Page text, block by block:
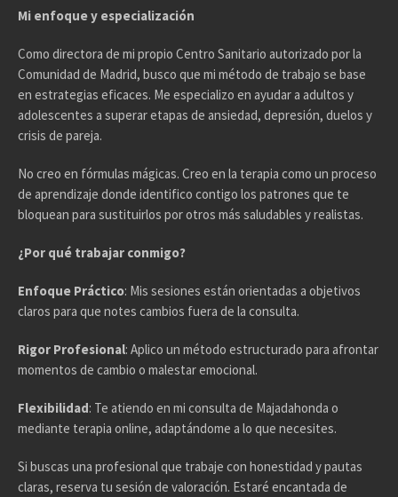
Mi enfoque y especialización
Como directora de mi propio Centro Sanitario autorizado por la
Comunidad de Madrid, busco que mi método de trabajo se base
en estrategias eficaces. Me especializo en ayudar a adultos y
adolescentes a superar etapas de ansiedad, depresión, duelos y
crisis de pareja.
No creo en fórmulas mágicas. Creo en la terapia como un proceso
de aprendizaje donde identifico contigo los patrones que te
bloquean para sustituirlos por otros más saludables y realistas.
¿Por qué trabajar conmigo?
Enfoque Práctico: Mis sesiones están orientadas a objetivos
claros para que notes cambios fuera de la consulta.
Rigor Profesional: Aplico un método estructurado para afrontar
momentos de cambio o malestar emocional.
Flexibilidad: Te atiendo en mi consulta de Majadahonda o
mediante terapia online, adaptándome a lo que necesites.
Si buscas una profesional que trabaje con honestidad y pautas
claras, reserva tu sesión de valoración. Estaré encantada de